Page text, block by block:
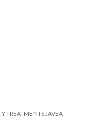
TREATMENTS JAVEA